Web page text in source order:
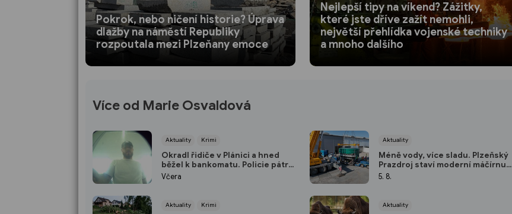
Pokrok, nebo ničení historie? Úprava
dlažby na náměstí Republiky
rozpoutala mezi Plzeňany emoce
Nejlepší tipy na víkend? Zážitky,
které jste dříve zažít nemohli,
největší přehlídka vojenské techniky
a mnoho dalšího
Více od Marie Osvaldová
Aktuality Krimi
Okradl řidiče v Plánici a hned
běžel k bankomatu. Policie pátrá
po muži z kamerových záznamů
Včera
Aktuality Krimi
Aktuality
Méně vody, více sladu. Plzeňský
Prazdroj staví moderní máčírnu a
ušetří miliony litrů vody
5. 8.
Aktuality